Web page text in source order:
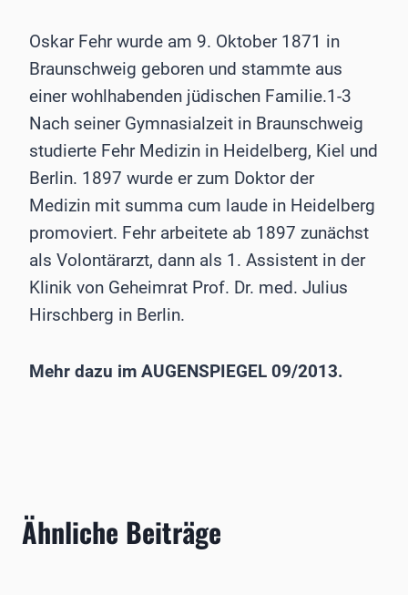
Oskar Fehr wurde am 9. Oktober 1871 in
Braunschweig geboren und stammte aus
einer wohlhabenden jüdischen Familie.1-3
Nach seiner Gymnasialzeit in Braunschweig
studierte Fehr Medizin in Heidelberg, Kiel und
Berlin. 1897 wurde er zum Doktor der
Medizin mit summa cum laude in Heidelberg
promoviert. Fehr arbeitete ab 1897 zunächst
als Volontärarzt, dann als 1. Assistent in der
Klinik von Geheimrat Prof. Dr. med. Julius
Hirschberg in Berlin.
Mehr dazu im AUGENSPIEGEL 09/2013.
Ähnliche Beiträge